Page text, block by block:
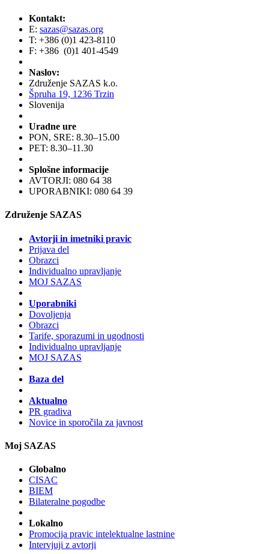
Kontakt:
E: sazas@sazas.org
T: +386 (0)1 423-8110
F: +386 (0)1 401-4549
Naslov:
Združenje SAZAS k.o.
Špruha 19, 1236 Trzin
Slovenija
Uradne ure
PON, SRE: 8.30–15.00
PET: 8.30–11.30
Splošne informacije
AVTORJI: 080 64 38
UPORABNIKI: 080 64 39
Združenje SAZAS
Avtorji in imetniki pravic
Prijava del
Obrazci
Individualno upravljanje
MOJ SAZAS
Uporabniki
Dovoljenja
Obrazci
Tarife, sporazumi in ugodnosti
Individualno upravljanje
MOJ SAZAS
Baza del
Aktualno
PR gradiva
Novice in sporočila za javnost
Moj SAZAS
Globalno
CISAC
BIEM
Bilateralne pogodbe
Lokalno
Promocija pravic intelektualne lastnine
Intervjuji z avtorji